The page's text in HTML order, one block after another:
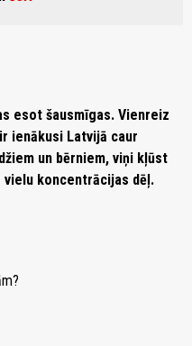
esot šausmīgas. Vienreiz
ienākusi Latvijā caur
un bērniem, viņi kļūst
koncentrācijas dēļ.